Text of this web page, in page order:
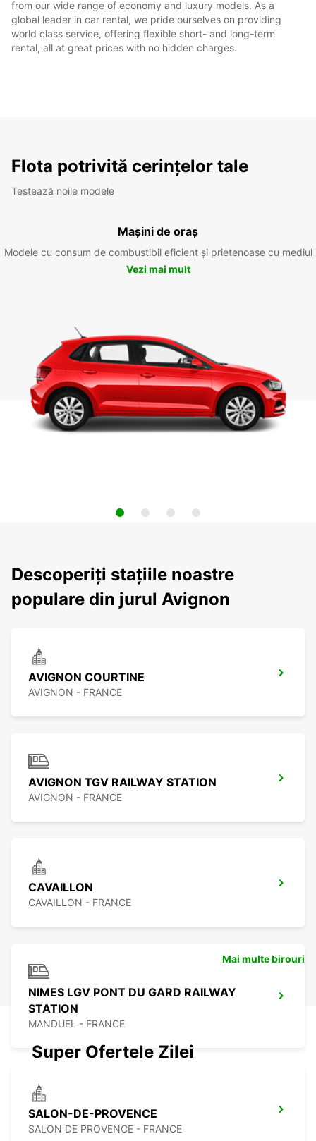
from our wide range of economy and luxury models. As a
global leader in car rental, we pride ourselves on providing
world class service, offering flexible short- and long-term
rental, all at great prices with no hidden charges.
Flota potrivită cerințelor tale
Testează noile modele
Mașini de oraș
Modele cu consum de combustibil eficient și prietenoase cu mediul
Vezi mai mult
Descoperiți stațiile noastre
populare din jurul Avignon
AVIGNON COURTINE
AVIGNON - FRANCE
AVIGNON TGV RAILWAY STATION
AVIGNON - FRANCE
CAVAILLON
CAVAILLON - FRANCE
NIMES LGV PONT DU GARD RAILWAY
STATION
MANDUEL - FRANCE
SALON-DE-PROVENCE
SALON DE PROVENCE - FRANCE
Mai multe birouri
Super Ofertele Zilei